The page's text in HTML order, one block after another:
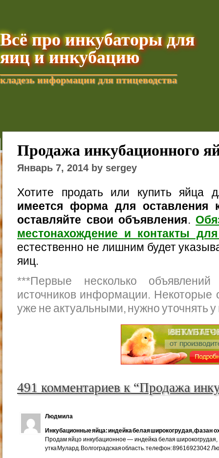
Всё про инкубаторы для
яиц и инкубацию
кладезь информации для птицеводства
Добавить текущую
Продажа инкубационного
Январь 7, 2014 by sergey
Хотите продать или купить яйца
имеется форма для оставления
оставляйте свои объявления.
местонахождение и контакты
естественно не лишним будет
яиц.
***Первые несколько
источников информации. Некоторые
уже не актуальными, нужно уточнять
491 комментариев к “Продажа
Людмила
Инкубационные яйца: индейка белая широкогрудая, фазан
Продам яйцо инкубационное — индейка белая
утка Мулард. Волгоградская область. телефон: 89616923042